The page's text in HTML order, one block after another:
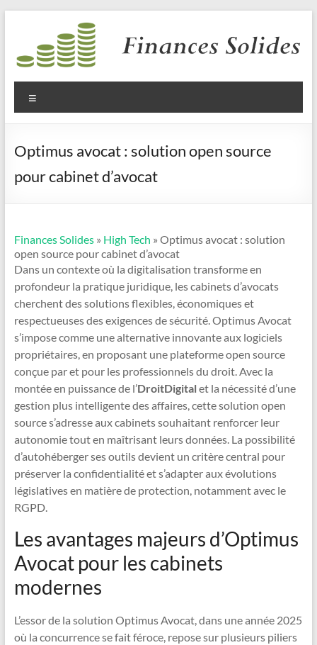
contenu
Finances
Solides
Optimus avocat : solution open source
pour cabinet d’avocat
Finances Solides» High Tech » Optimus avocat : solution
open source pour cabinet d’avocat
Dans un contexte où la digitalisation transforme en
profondeur la pratique juridique, les cabinets d’avocats
cherchent des solutions flexibles, économiques et
respectueuses des exigences de sécurité. Optimus Avocat
s’impose comme une alternative innovante aux logiciels
propriétaires, en proposant une plateforme open source
conçue par et pour les professionnels du droit. Avec la
montée en puissance de l’DroitDigitalet la nécessité d’une
gestion plus intelligente des affaires, cette solution open
source s’adresse aux cabinets souhaitant renforcer leur
autonomie tout en maîtrisant leurs données. La possibilité
d’autohéberger ses outils devient un critère central pour
préserver la confidentialité et s’adapter aux évolutions
législatives en matière de protection, notamment avec le
RGPD.
Les avantages majeurs d’Optimus
Avocat pour les cabinets
modernes
L’essor de la solution Optimus Avocat, dans une année 2025
où la concurrence se fait féroce, repose sur plusieurs piliers